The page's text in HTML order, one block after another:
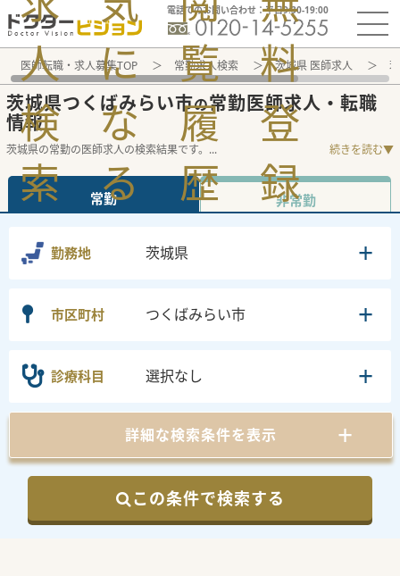
電話でのお問い合わせ：平日9:30-19:00
人
検
索
に
な
る
覧
履
歴
料
登
録
医師転職・求人募集TOP 常勤求人検索 茨城県 医師求人
茨城県つくばみらい市の常勤医師求人・転職
情報
茨城県の常勤の医師求人の検索結果です。 ... 続きを読む▼
常勤 非常勤
勤務地 茨城県
市区町村 つくばみらい市
診療科目 選択なし
詳細な検索条件を表示
この条件で検索する